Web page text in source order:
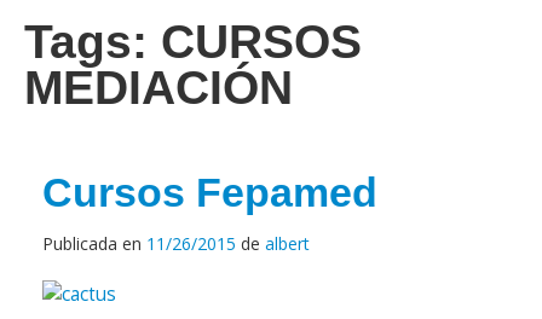
Tags: CURSOS
MEDIACIÓN
Cursos Fepamed
Publicada en 11/26/2015 de albert